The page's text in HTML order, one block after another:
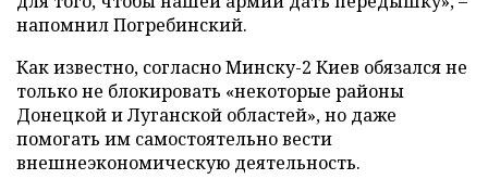
напомнил Погребинский.
Как известно, согласно Минску-2 Киев обязался не
только не блокировать «некоторые районы
Донецкой и Луганской областей», но даже
помогать им самостоятельно вести
внешнеэкономическую деятельность.